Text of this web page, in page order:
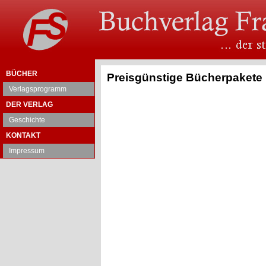
BÜCHER
Verlagsprogramm
DER VERLAG
Geschichte
KONTAKT
Impressum
Preisgünstige Bücherpakete